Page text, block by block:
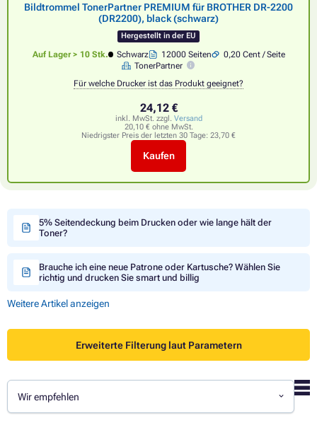
Bildtrommel TonerPartner PREMIUM für BROTHER DR-2200
(DR2200), black (schwarz)
Hergestellt in der EU
Auf Lager > 10 Stk. Schwarz 12000 Seiten
0,20 Cent / Seite
TonerPartner
Für welche Drucker ist das Produkt geeignet?
24,12 €
inkl. MwSt. zzgl. Versand
20,10 € ohne MwSt.
Niedrigster Preis der letzten 30 Tage: 23,70 €
Kaufen
5% Seitendeckung beim Drucken oder wie lange hält der
Toner?
Brauche ich eine neue Patrone oder Kartusche? Wählen Sie
richtig und drucken Sie smart und billig
Weitere Artikel anzeigen
Erweiterte Filterung laut Parametern
Wir empfehlen